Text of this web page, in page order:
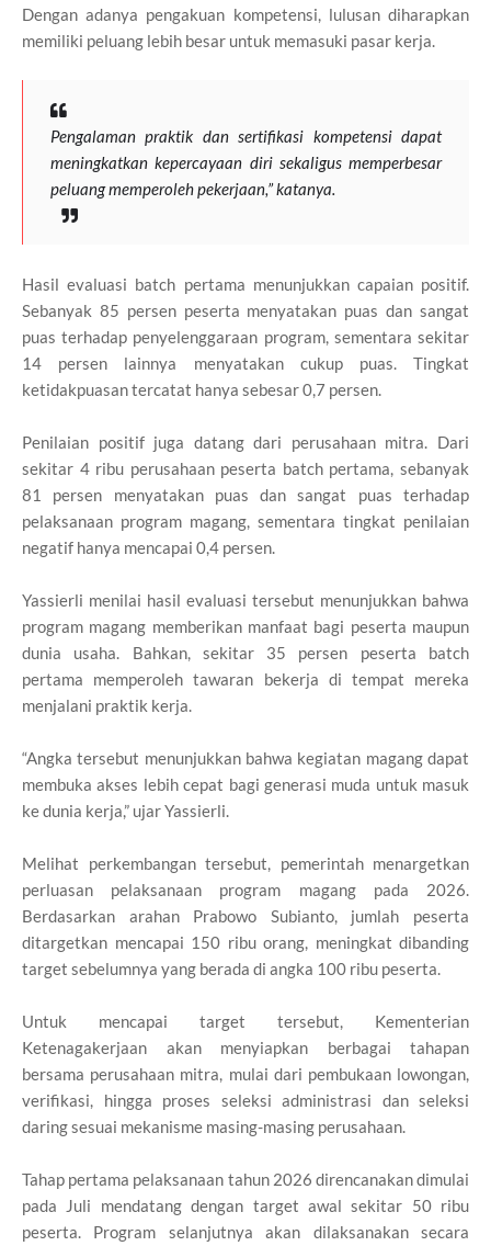
Dengan adanya pengakuan kompetensi, lulusan diharapkan
memiliki peluang lebih besar untuk memasuki pasar kerja.
Pengalaman praktik dan sertifikasi kompetensi dapat
meningkatkan kepercayaan diri sekaligus memperbesar
peluang memperoleh pekerjaan,” katanya.
Hasil evaluasi batch pertama menunjukkan capaian positif.
Sebanyak 85 persen peserta menyatakan puas dan sangat
puas terhadap penyelenggaraan program, sementara sekitar
14 persen lainnya menyatakan cukup puas. Tingkat
ketidakpuasan tercatat hanya sebesar 0,7 persen.
Penilaian positif juga datang dari perusahaan mitra. Dari
sekitar 4 ribu perusahaan peserta batch pertama, sebanyak
81 persen menyatakan puas dan sangat puas terhadap
pelaksanaan program magang, sementara tingkat penilaian
negatif hanya mencapai 0,4 persen.
Yassierli menilai hasil evaluasi tersebut menunjukkan bahwa
program magang memberikan manfaat bagi peserta maupun
dunia usaha. Bahkan, sekitar 35 persen peserta batch
pertama memperoleh tawaran bekerja di tempat mereka
menjalani praktik kerja.
“Angka tersebut menunjukkan bahwa kegiatan magang dapat
membuka akses lebih cepat bagi generasi muda untuk masuk
ke dunia kerja,” ujar Yassierli.
Melihat perkembangan tersebut, pemerintah menargetkan
perluasan pelaksanaan program magang pada 2026.
Berdasarkan arahan Prabowo Subianto, jumlah peserta
ditargetkan mencapai 150 ribu orang, meningkat dibanding
target sebelumnya yang berada di angka 100 ribu peserta.
Untuk mencapai target tersebut, Kementerian
Ketenagakerjaan akan menyiapkan berbagai tahapan
bersama perusahaan mitra, mulai dari pembukaan lowongan,
verifikasi, hingga proses seleksi administrasi dan seleksi
daring sesuai mekanisme masing-masing perusahaan.
Tahap pertama pelaksanaan tahun 2026 direncanakan dimulai
pada Juli mendatang dengan target awal sekitar 50 ribu
peserta. Program selanjutnya akan dilaksanakan secara